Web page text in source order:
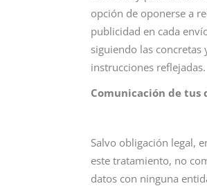
opción de oponerse a
publicidad en cada
siguiendo las concretas
instrucciones reflejadas.
Comunicación de tus
Salvo obligación legal,
este tratamiento, no
datos con ninguna